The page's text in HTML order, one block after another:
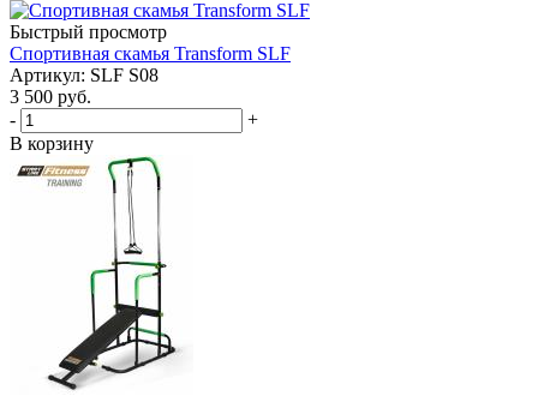
Быстрый просмотр
Спортивная скамья Transform SLF
Артикул: SLF S08
3 500 руб.
-
+
В корзину